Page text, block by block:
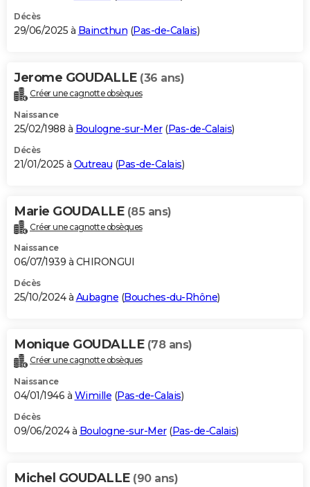
Décès
29/06/2025 à Baincthun (Pas-de-Calais)
Jerome GOUDALLE (36 ans)
Créer une cagnotte obsèques
Naissance
25/02/1988 à Boulogne-sur-Mer(Pas-de-Calais)
Décès
21/01/2025 à Outreau (Pas-de-Calais)
Marie GOUDALLE (85 ans)
Créer une cagnotte obsèques
Naissance
06/07/1939 à CHIRONGUI
Décès
25/10/2024 à Aubagne (Bouches-du-Rhône)
Monique GOUDALLE (78 ans)
Créer une cagnotte obsèques
Naissance
04/01/1946 à Wimille (Pas-de-Calais)
Décès
09/06/2024 à Boulogne-sur-Mer(Pas-de-Calais)
Michel GOUDALLE (90 ans)